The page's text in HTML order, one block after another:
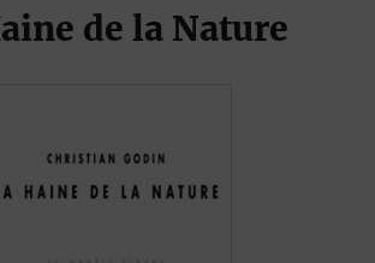
de la Nature